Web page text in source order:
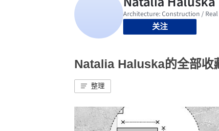
关注
Natalia Haluska的全部收
整理